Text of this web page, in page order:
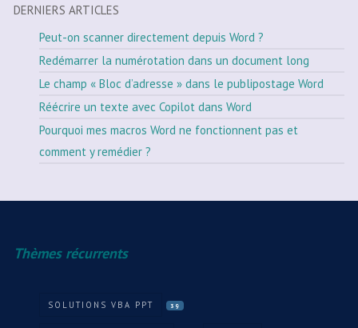
DERNIERS ARTICLES
Peut-on scanner directement depuis Word ?
Redémarrer la numérotation dans un document long
Le champ « Bloc d’adresse » dans le publipostage Word
Réécrire un texte avec Copilot dans Word
Pourquoi mes macros Word ne fonctionnent pas et
comment y remédier ?
Thèmes récurrents
SOLUTIONS VBA PPT 39